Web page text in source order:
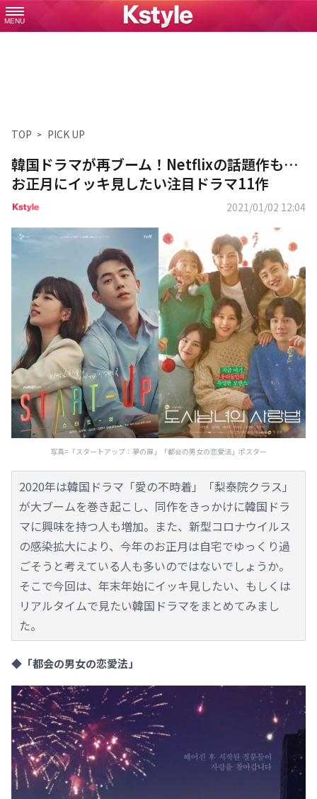
MENU
TOP PICK UP
韓国ドラマが再ブーム！Netflixの話題作も…
お正月にイッキ見したい注目ドラマ11作
2021/01/02 12:04
写真=「スタートアップ：夢の扉」「都会の男女の恋愛法」ポスター
2020年は韓国ドラマ「愛の不時着」「梨泰院クラス」
が大ブームを巻き起こし、同作をきっかけに韓国ドラ
マに興味を持つ人も増加。また、新型コロナウイルス
の感染拡大により、今年のお正月は自宅でゆっくり過
ごそうと考えている人も多いのではないでしょうか。
そこで今回は、年末年始にイッキ見したい、もしくは
リアルタイムで見たい韓国ドラマをまとめてみまし
た。
◆「都会の男女の恋愛法」